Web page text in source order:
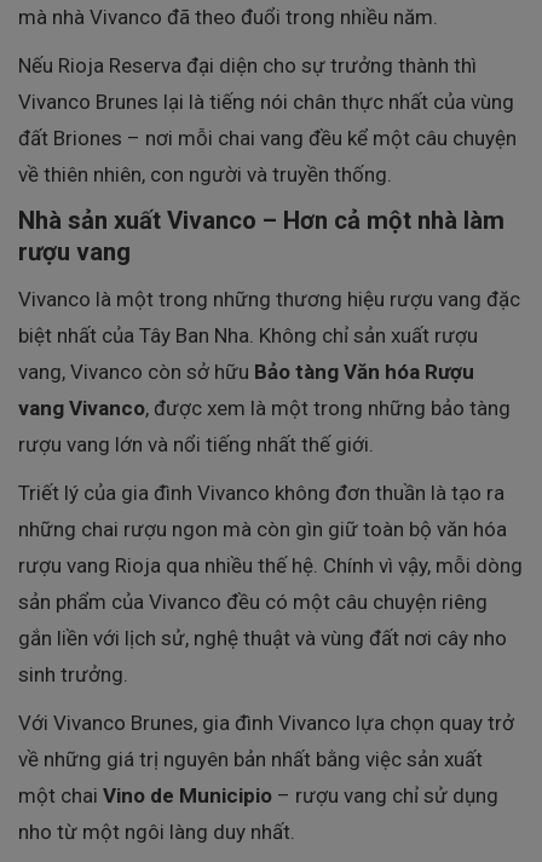
mà nhà Vivanco đã theo đuổi trong nhiều năm.
Nếu Rioja Reserva đại diện cho sự trưởng thành thì
Vivanco Brunes lại là tiếng nói chân thực nhất của vùng
đất Briones – nơi mỗi chai vang đều kể một câu chuyện
về thiên nhiên, con người và truyền thống.
Nhà sản xuất Vivanco – Hơn cả một nhà làm
rượu vang
Vivanco là một trong những thương hiệu rượu vang đặc
biệt nhất của Tây Ban Nha. Không chỉ sản xuất rượu
vang, Vivanco còn sở hữu Bảo tàng Văn hóa Rượu
vang Vivanco, được xem là một trong những bảo tàng
rượu vang lớn và nổi tiếng nhất thế giới.
Triết lý của gia đình Vivanco không đơn thuần là tạo ra
những chai rượu ngon mà còn gìn giữ toàn bộ văn hóa
rượu vang Rioja qua nhiều thế hệ. Chính vì vậy, mỗi dòng
sản phẩm của Vivanco đều có một câu chuyện riêng
gắn liền với lịch sử, nghệ thuật và vùng đất nơi cây nho
sinh trưởng.
Với Vivanco Brunes, gia đình Vivanco lựa chọn quay trở
về những giá trị nguyên bản nhất bằng việc sản xuất
một chai Vino de Municipio – rượu vang chỉ sử dụng
nho từ một ngôi làng duy nhất.